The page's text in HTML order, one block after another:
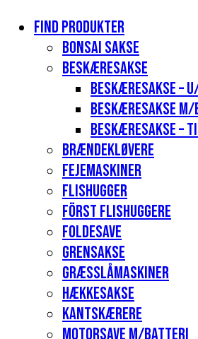
Find produkter
Bonsai sakse
Beskæresakse
Beskæresakse –
Beskæresakse
Beskæresakse –
Brændekløvere
Fejemaskiner
Flishugger
Först flishuggere
Foldesave
Grensakse
Græsslåmaskiner
Hækkesakse
Kantskærere
Motorsave m/batteri